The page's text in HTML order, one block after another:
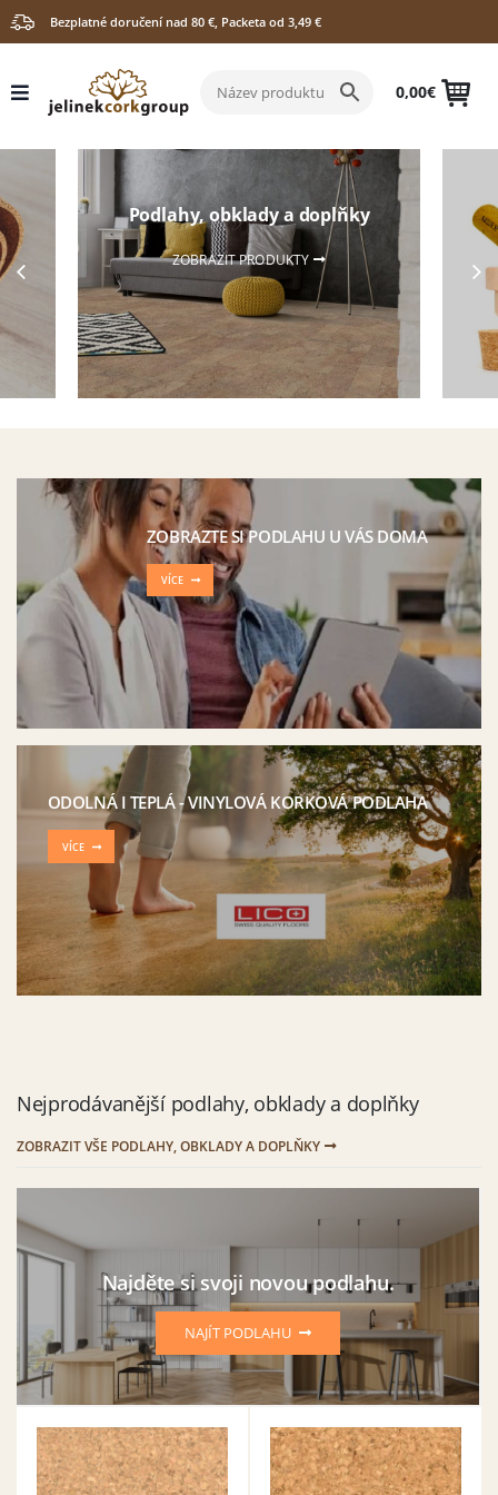
Bezplatné doručení nad 80 €, Packeta od 3,49 €
0,00€
Podlahy, obklady a doplňky
ZOBRAZIT PRODUKTY
ZOBRAZTE SI PODLAHU U VÁS DOMA
VÍCE
ODOLNÁ I TEPLÁ - VINYLOVÁ KORKOVÁ PODLAHA
VÍCE
Nejprodávanější podlahy, obklady a doplňky
ZOBRAZIT VŠE PODLAHY, OBKLADY A DOPLŇKY
Najděte si svoji novou podlahu.
NAJÍT PODLAHU